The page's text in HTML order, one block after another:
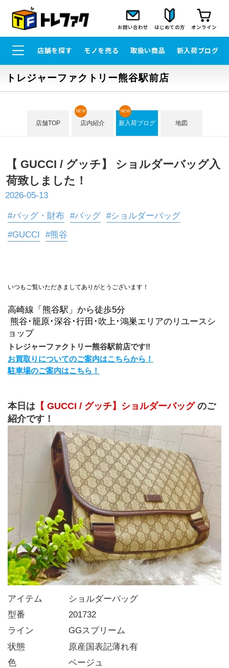
お問い合わせ はじめての方 オンライン
店舗を探す モノを売る 取扱い商品 新入荷ブログ
トレジャーファクトリー熊谷駅前店
店舗TOP 店内紹介
NEW
新入荷ブログ
NEW
地図
【 GUCCI / グッチ】 ショルダーバッグ入
荷致しました！
2026-05-13
#バッグ・財布 #バッグ #ショルダーバッグ
#GUCCI
#熊谷
いつもご覧いただきましてありがとうございます！
高崎線「熊谷駅」から徒歩5分
ョップ
トレジャーファクトリー熊谷駅前店です‼
お買取りについてのご案内はこちらから！
駐車場のご案内はこちら！
本日は 【 GUCCI / グッチ】ショルダーバッグ のご
紹介です！
アイテム   ショルダーバッグ
型番     201732
ライン    GGスプリーム
状態     原産国表記薄れ有
色      ベージュ